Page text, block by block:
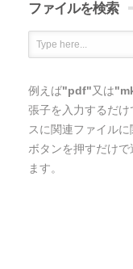
ファイルを検索
例えば"pdf"又は
張子を入力するだ
スに関連ファイルに
ボタンを押すだけ
ます。